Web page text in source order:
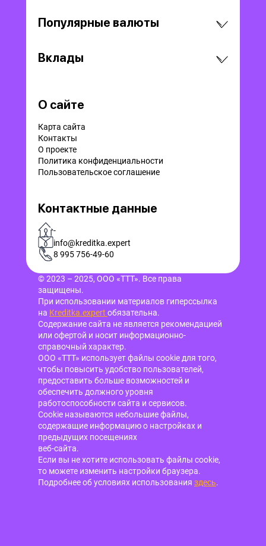
Популярные валюты
Вклады
О сайте
Карта сайта
Контакты
О проекте
Политика конфиденциальности
Пользовательское соглашение
Контактные данные
-
info@kreditka.expert
8 995 756-49-60
© 2023 – 2025, ООО «ТТТ». Все права
защищены.
При использовании материалов гиперссылка
на Kreditka.expert обязательна.
Содержание сайта не является рекомендацией
или офертой и носит информационно-
справочный характер.
ООО «ТТТ» использует файлы cookie для того,
чтобы повысить удобство пользователей,
предоставить больше возможностей и
обеспечить должного уровня
работоспособности сайта и сервисов.
Cookie называются небольшие файлы,
содержащие информацию о настройках и
предыдущих посещениях
веб-сайта.
Если вы не хотите использовать файлы cookie,
то можете изменить настройки браузера.
Подробнее об условиях использования здесь.